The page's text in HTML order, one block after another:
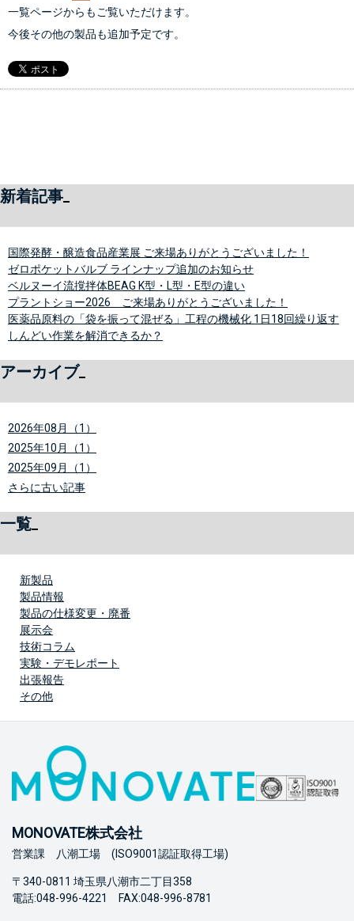
一覧ページからもご覧いただけます。
今後その他の製品も追加予定です。
新着記事
国際発酵・醸造食品産業展 ご来場ありがとうございました！
ゼロポケットバルブ ラインナップ追加のお知らせ
ベルヌーイ流撹拌体BEAG K型・L型・E型の違い
プラントショー2026 ご来場ありがとうございました！
医薬品原料の「袋を振って混ぜる」工程の機械化 1日18回繰り返す
しんどい作業を解消できるか？
アーカイブ
2026年08月（1）
2025年10月（1）
2025年09月（1）
さらに古い記事
一覧
新製品
製品情報
製品の仕様変更・廃番
展示会
技術コラム
実験・デモレポート
出張報告
その他
MONOVATE株式会社
営業課 八潮工場 (ISO9001認証取得工場)
〒340-0811 埼玉県八潮市二丁目358
電話:048-996-4221 FAX:048-996-8781